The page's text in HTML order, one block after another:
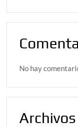
No hay
Archivos